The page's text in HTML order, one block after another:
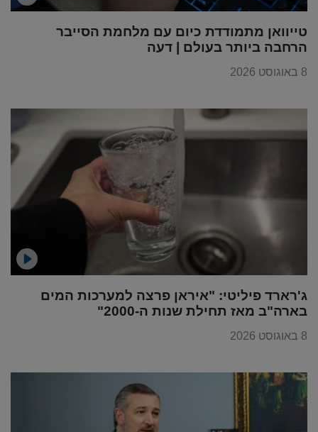
טייוואן מתמודדת כיום עם מלחמת הסייבר
הרחבה ביותר בעולם | דעה
8 באוגוסט 2026
ג'רארד פיליטי: "איראן פרצה למערכות המים
בארה"ב מאז תחילת שנות ה-2000"
8 באוגוסט 2026